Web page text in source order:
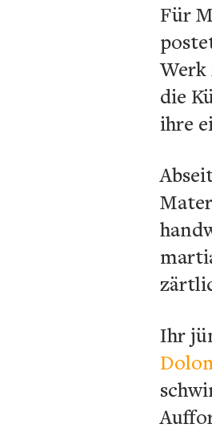
Für
Werk
die
ihre
Ihr